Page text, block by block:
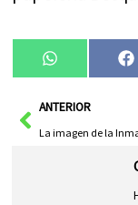
Compartir
en
WhatsApp
AntANTERIOR